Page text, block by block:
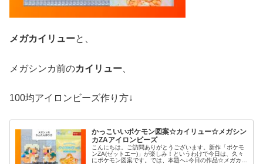
メガカイリューと、
メガシンカ前のカイリュー
100均アイロンビーズ作り方↓
かっこいいポケモン図案☆カイリュー☆メガシン
カZAアイロンビーズ
こんにちは。ご訪問ありがとうございます。新作「ポケモ
ンZA(ゼットエー)」が楽しみ！というわけで今日は、久々
にポケモン図案です。では、本題へ↓今日の作品☆メガカイ